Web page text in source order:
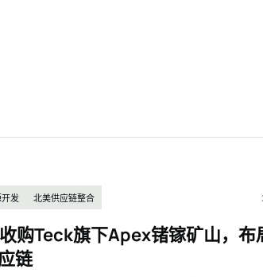
发 北美供应链整合
购Teck旗下Apex锗镓矿山，布
链